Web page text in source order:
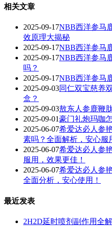
相关文章
2025-09-17NBB西洋参马
效原理大揭秘
2025-09-17NBB西洋参马
2025-09-17‌NBB西洋参马
吗？‌
2025-09-17NBB西洋参马
2025-09-03同仁双宝慈养
盒？
2025-09-03敖东人参鹿鞭
2025-09-01豪门礼炮玛咖
2025-06-07希爱达必人参
素吗？全面解析，安心服
2025-06-07希爱达必人参
服用，效果更佳！
2025-06-07希爱达必人参
全面分析，安心使用！
最近发表
2H2D延时喷剂副作用全